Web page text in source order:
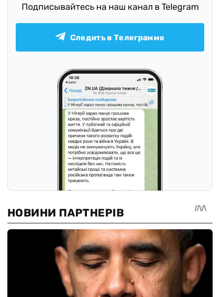
Подписывайтесь на наш канал в Telegram
Следить в Телеграмме